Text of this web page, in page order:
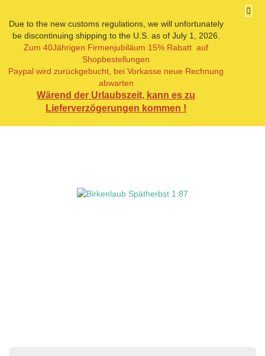
Due to the new customs regulations, we will unfortunately
be discontinuing shipping to the U.S. as of July 1, 2026.
Zum 40Jährigen Firmenjubiläum 15% Rabatt auf
Shopbestellungen
Paypal wird zurückgebucht, bei Vorkasse neue Rechnung
abwarten
Wärend der Urlaubszeit, kann es zu
Lieferverzögerungen kommen !
« Erster
« zurück
Artikel in dieser Kategorie
Birkenlaub Spätherbst 1:87